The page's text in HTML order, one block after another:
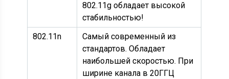
802.11g обладает высокой
стабильностью!
802.11n
Самый современный из
стандартов. Обладает
наибольшей скоростью. При
ширине канала в 20ГГЦ